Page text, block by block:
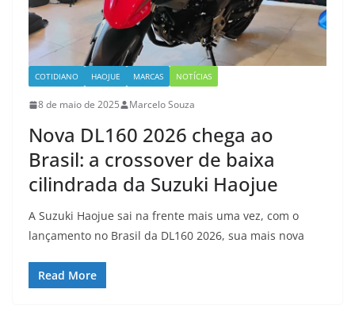
COTIDIANO HAOJUE MARCAS NOTÍCIAS
8 de maio de 2025 Marcelo Souza
Nova DL160 2026 chega ao
Brasil: a crossover de baixa
cilindrada da Suzuki Haojue
A Suzuki Haojue sai na frente mais uma vez, com o
lançamento no Brasil da DL160 2026, sua mais nova
Read More